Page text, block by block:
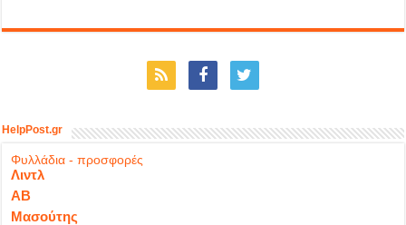
HelpPost.gr
Φυλλάδια - προσφορές
Λιντλ
ΑΒ
Μασούτης